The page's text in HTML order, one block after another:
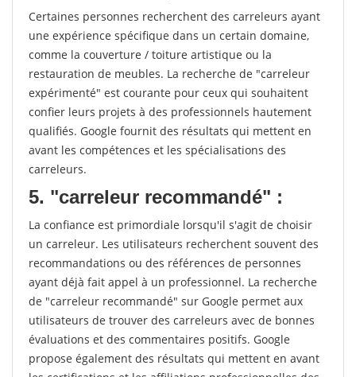
Certaines personnes recherchent des carreleurs ayant
une expérience spécifique dans un certain domaine,
comme la couverture / toiture artistique ou la
restauration de meubles. La recherche de "carreleur
expérimenté" est courante pour ceux qui souhaitent
confier leurs projets à des professionnels hautement
qualifiés. Google fournit des résultats qui mettent en
avant les compétences et les spécialisations des
carreleurs.
5. "carreleur recommandé" :
La confiance est primordiale lorsqu'il s'agit de choisir
un carreleur. Les utilisateurs recherchent souvent des
recommandations ou des références de personnes
ayant déjà fait appel à un professionnel. La recherche
de "carreleur recommandé" sur Google permet aux
utilisateurs de trouver des carreleurs avec de bonnes
évaluations et des commentaires positifs. Google
propose également des résultats qui mettent en avant